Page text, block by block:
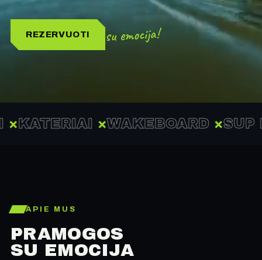
REZERVUOTI su emocija!
×WAKEBOARD×SUP
APIE MUS
PRAMOGOS
SU EMOCIJA